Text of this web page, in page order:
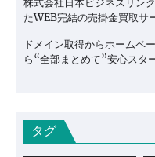
たWEB完結の売掛金買取サ
ドメイン取得からホームペ
ら“全部まとめて”安心スタ
タグ